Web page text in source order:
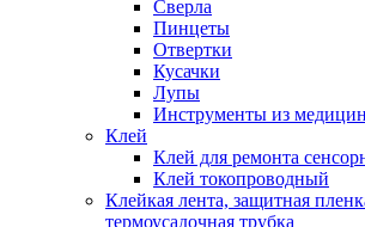
Сверла
Пинцеты
Отвертки
Кусачки
Лупы
Инструменты из
Клей
Клей для ремонта
Клей токопроводный
Клейкая лента, защитная
термоусадочная трубка